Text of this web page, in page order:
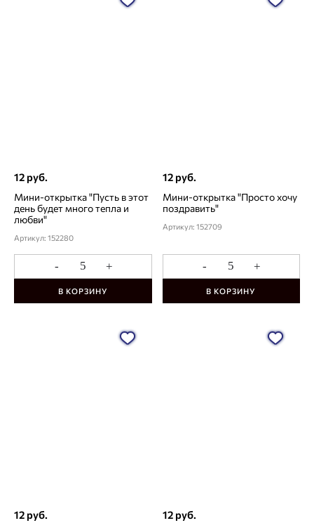
12 руб.
Мини-открытка "Пусть в этот
день будет много тепла и
любви"
Артикул: 152280
- +
В КОРЗИНУ
12 руб.
Мини-открытка "Просто хочу
поздравить"
Артикул: 152709
- +
В КОРЗИНУ
12 руб. 12 руб.